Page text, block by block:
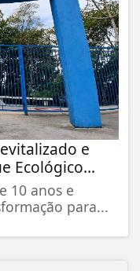
e
Ecológico...
10 anos e
para...